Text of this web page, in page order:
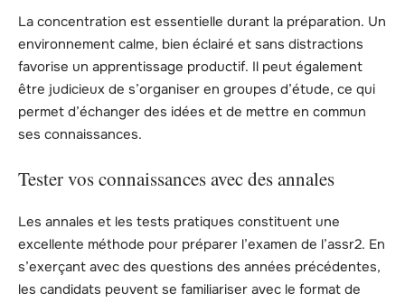
La concentration est essentielle durant la préparation. Un
environnement calme, bien éclairé et sans distractions
favorise un apprentissage productif. Il peut également
être judicieux de s’organiser en groupes d’étude, ce qui
permet d’échanger des idées et de mettre en commun
ses connaissances.
Tester vos connaissances avec des annales
Les annales et les tests pratiques constituent une
excellente méthode pour préparer l’examen de l’assr2. En
s’exerçant avec des questions des années précédentes,
les candidats peuvent se familiariser avec le format de